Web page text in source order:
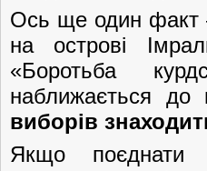
Ось ще один факт
на острові
«Боротьба
наближається до
виборів
Якщо